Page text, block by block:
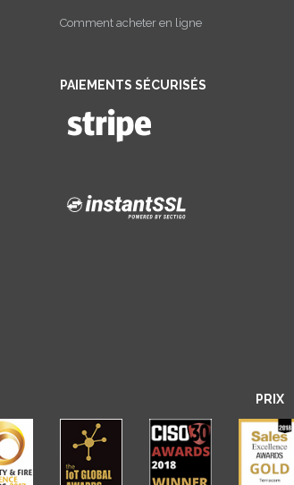
Comment acheter en ligne
PAIEMENTS SÉCURISÉS
PRIX